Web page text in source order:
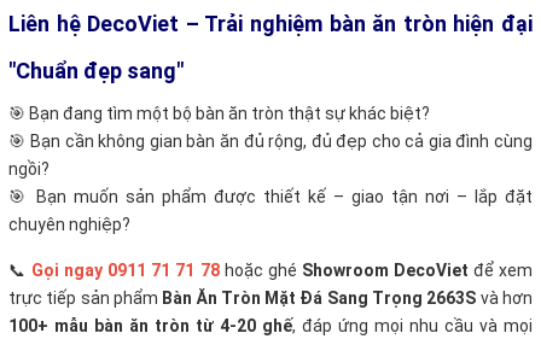
Liên hệ DecoViet – Trải nghiệm bàn ăn tròn hiện đại
"Chuẩn đẹp sang"
🎯 Bạn đang tìm một bộ bàn ăn tròn thật sự khác biệt?
🎯 Bạn cần không gian bàn ăn đủ rộng, đủ đẹp cho cả gia đình cùng
ngồi?
🎯 Bạn muốn sản phẩm được thiết kế – giao tận nơi – lắp đặt
chuyên nghiệp?
📞 Gọi ngay 0911 71 71 78hoặc ghé Showroom DecoViet để xem
trực tiếp sản phẩm Bàn Ăn Tròn Mặt Đá Sang Trọng 2663S và hơn
100+ mẫu bàn ăn tròn từ 4-20 ghế, đáp ứng mọi nhu cầu và mọi